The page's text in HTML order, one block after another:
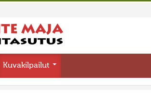
Kuvakilpailut